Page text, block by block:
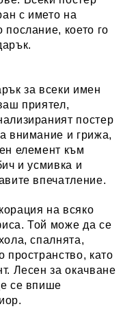
с името на
което го
за всеки имен
приятел,
постер
внимание и грижа,
елемент към
и усмивка и
впечатление.
на всяко
Той може да се
спалнята,
пространство, като
Лесен за окачване
се впише